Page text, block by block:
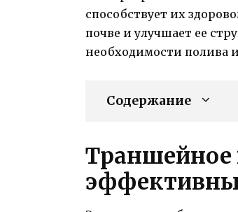
способствует их
почве и улучшает ее
необходимости полива
Содержание
Траншейное